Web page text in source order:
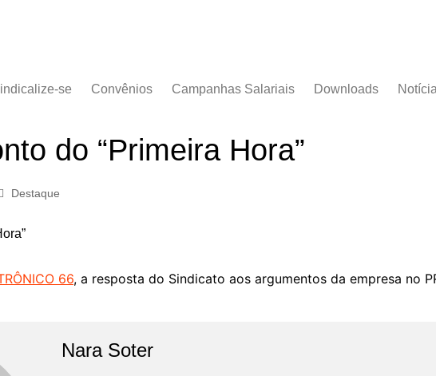
se Convênios Campanhas Salariais
2016/2017
Campanha Salarial
Downloads
do “Primeira Hora”
Destaque
66, a resposta do Sindicato aos argumentos da empresa no
Nara Soter